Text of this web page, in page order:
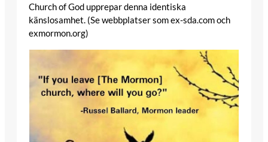
Church of God upprepar denna identiska
känslosamhet. (Se webbplatser som ex-sda.com och
exmormon.org)